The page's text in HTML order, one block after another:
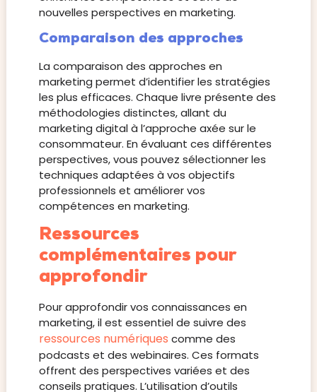
nouvelles perspectives en marketing.
Comparaison des approches
La comparaison des approches en
marketing permet d’identifier les stratégies
les plus efficaces. Chaque livre présente des
méthodologies distinctes, allant du
marketing digital à l’approche axée sur le
consommateur. En évaluant ces différentes
perspectives, vous pouvez sélectionner les
techniques adaptées à vos objectifs
professionnels et améliorer vos
compétences en marketing.
Ressources
complémentaires pour
approfondir
Pour approfondir vos connaissances en
marketing, il est essentiel de suivre des
ressources numériques comme des
podcasts et des webinaires. Ces formats
offrent des perspectives variées et des
conseils pratiques. L’utilisation d’outils